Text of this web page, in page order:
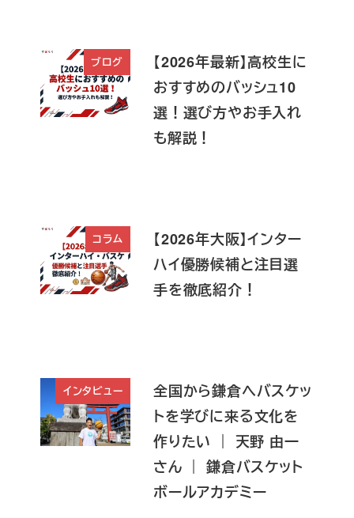
ブログ
【2026年最新】高校生に
おすすめのバッシュ10
選！選び方やお手入れ
も解説！
コラム
【2026年大阪】インター
ハイ優勝候補と注目選
手を徹底紹介！
インタビュー
全国から鎌倉へバスケッ
トを学びに来る文化を
作りたい ｜ 天野 由一
さん ｜ 鎌倉バスケット
ボールアカデミー